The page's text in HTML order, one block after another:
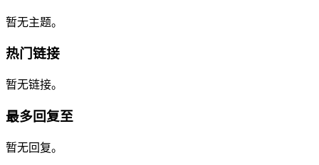
暂无主题。
热门链接
暂无链接。
最多回复至
暂无回复。